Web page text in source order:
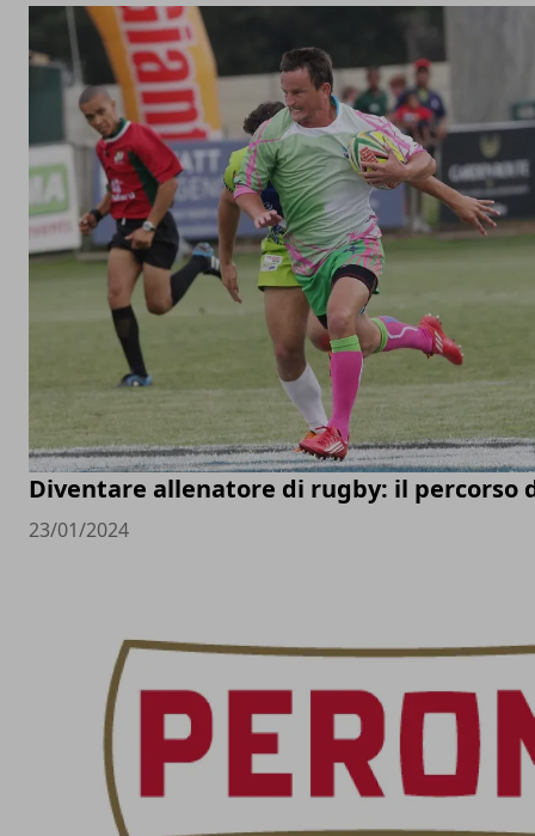
Diventare allenatore di rugby: il percorso
23/01/2024